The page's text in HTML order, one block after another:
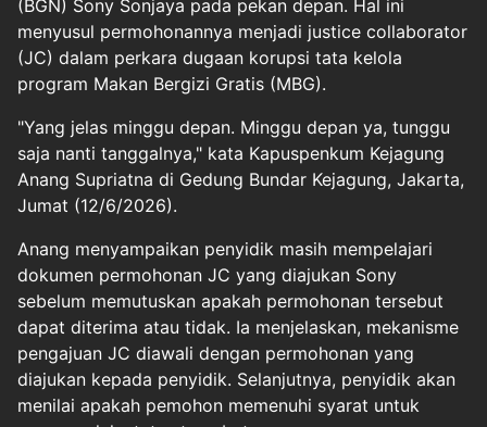
(BGN) Sony Sonjaya pada pekan depan. Hal ini
menyusul permohonannya menjadi justice collaborator
(JC) dalam perkara dugaan korupsi tata kelola
program Makan Bergizi Gratis (MBG).
"Yang jelas minggu depan. Minggu depan ya, tunggu
saja nanti tanggalnya," kata Kapuspenkum Kejagung
Anang Supriatna di Gedung Bundar Kejagung, Jakarta,
Jumat (12/6/2026).
Anang menyampaikan penyidik masih mempelajari
dokumen permohonan JC yang diajukan Sony
sebelum memutuskan apakah permohonan tersebut
dapat diterima atau tidak. Ia menjelaskan, mekanisme
pengajuan JC diawali dengan permohonan yang
diajukan kepada penyidik. Selanjutnya, penyidik akan
menilai apakah pemohon memenuhi syarat untuk